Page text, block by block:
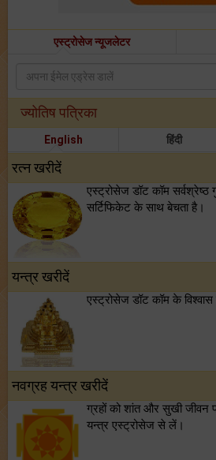
एस्ट्रोसेज न्यूजलेटर
ज्योतिष पत्रिका
English हिंदी
रत्न खरीदें
एस्ट्रोसेज डॉट कॉम सर्वश्रेष्ठ
सर्टिफिकेट के साथ बेचता है।
यन्त्र खरीदें
एस्ट्रोसेज डॉट कॉम के
नवग्रह यन्त्र खरीदें
ग्रहों को शांत और सुखी जीवन
यन्त्र एस्ट्रोसेज से लें।